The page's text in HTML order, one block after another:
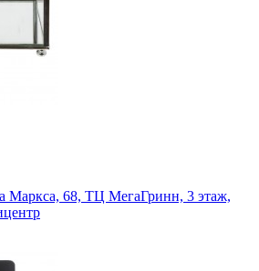
Маркса, 68, ТЦ МегаГринн, 3 этаж,